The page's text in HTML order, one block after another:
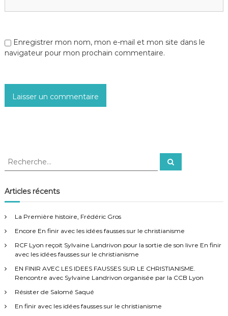
Enregistrer mon nom, mon e-mail et mon site dans le
navigateur pour mon prochain commentaire.
R
h
e
c
h
e
R
e
c
Articles récents
La Première histoire, Frédéric Gros
Encore En finir avec les idées fausses sur le christianisme
RCF Lyon reçoit Sylvaine Landrivon pour la sortie de son livre En finir
avec les idées fausses sur le christianisme
EN FINIR AVEC LES IDEES FAUSSES SUR LE CHRISTIANISME.
Rencontre avec Sylvaine Landrivon organisée par la CCB Lyon
Résister de Salomé Saqué
En finir avec les idées fausses sur le christianisme